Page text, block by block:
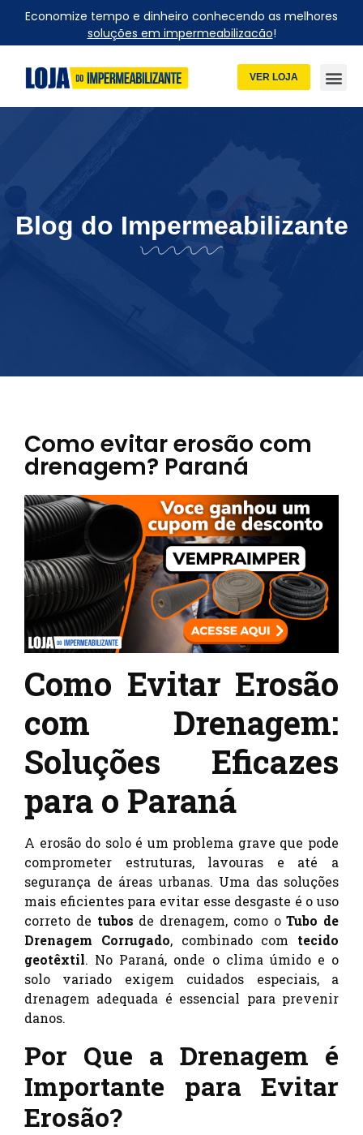
Economize tempo e dinheiro conhecendo as melhores
soluções em impermeabilizacão!
VER LOJA
Blog do Impermeabilizante
Como evitar erosão com
drenagem? Paraná
Como Evitar Erosão
com Drenagem:
Soluções Eficazes
para o Paraná
A erosão do solo é um problema grave que pode
comprometer estruturas, lavouras e até a
segurança de áreas urbanas. Uma das soluções
mais eficientes para evitar esse desgaste é o uso
correto de tubos de drenagem, como oTubo de
Drenagem Corrugado, combinado com tecido
geotêxtil. No Paraná, onde o clima úmido e o
solo variado exigem cuidados especiais, a
drenagem adequada é essencial para prevenir
danos.
Por Que a Drenagem é
Importante para Evitar
Erosão?